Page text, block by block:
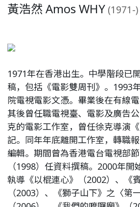
黃浩然 Amos WHY (1971-)
1971年在香港出生。中學階段已
稿，包括《電影雙周刊》。1993
院電視電影文憑。畢業後在有線電
其後曾任職電視臺、電影及廣告
克的電影工作室，曾任徐克導演
記。同年年底離開工作室，轉職
編輯。期間曾為香港電台電視部
（1998）任資料撰稿。2000年開
執導《以棍連心》（2002）、《
（2003）、《獅子山下》之〈第